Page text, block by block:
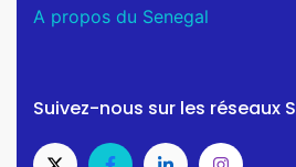
A propos du Senegal
Suivez-nous sur les réseaux